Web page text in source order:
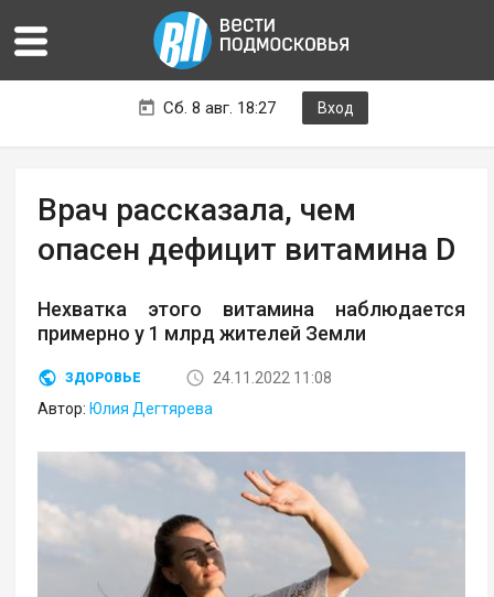
Сб. 8 авг. 18:27 Вход
Врач рассказала, чем
опасен дефицит витамина D
Нехватка этого витамина наблюдается
примерно у 1 млрд жителей Земли
ЗДОРОВЬЕ
24.11.2022 11:08
Автор: Юлия Дегтярева